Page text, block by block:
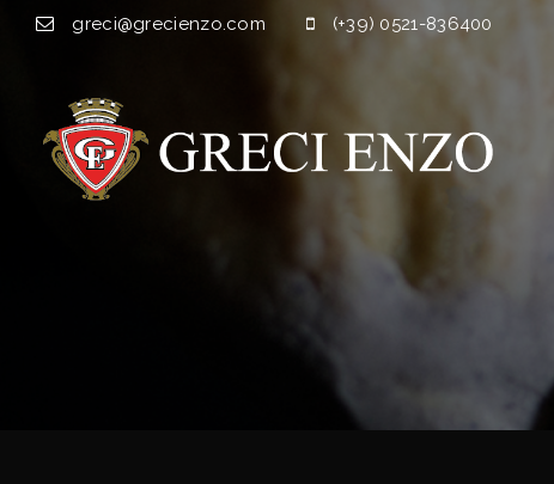
greci@grecienzo.com (+39) 0521-836400